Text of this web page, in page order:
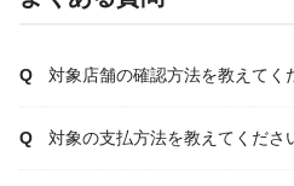
対象店舗の確認方法を教えてく
対象の支払方法を教えてくださ